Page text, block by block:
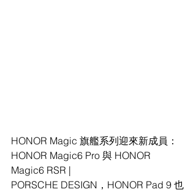
HONOR Magic 旗艦系列迎來新成員：
HONOR Magic6 Pro 與 HONOR
Magic6 RSR |
PORSCHE DESIGN，HONOR Pad 9 也